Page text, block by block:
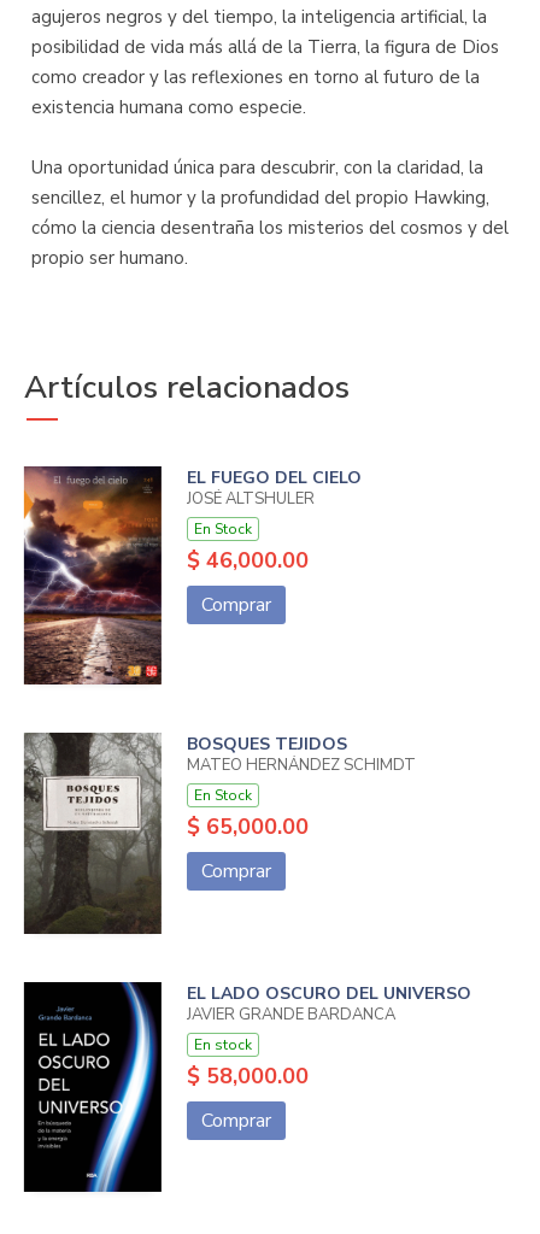
agujeros negros y del tiempo, la inteligencia artificial, la
posibilidad de vida más allá de la Tierra, la figura de Dios
como creador y las reflexiones en torno al futuro de la
existencia humana como especie.
Una oportunidad única para descubrir, con la claridad, la
sencillez, el humor y la profundidad del propio Hawking,
cómo la ciencia desentraña los misterios del cosmos y del
propio ser humano.
Artículos relacionados
EL FUEGO DEL CIELO
JOSÉ ALTSHULER
En Stock
$ 46,000.00
Comprar
BOSQUES TEJIDOS
MATEO HERNÁNDEZ SCHIMDT
En Stock
$ 65,000.00
Comprar
EL LADO OSCURO DEL UNIVERSO
JAVIER GRANDE BARDANCA
En stock
$ 58,000.00
Comprar